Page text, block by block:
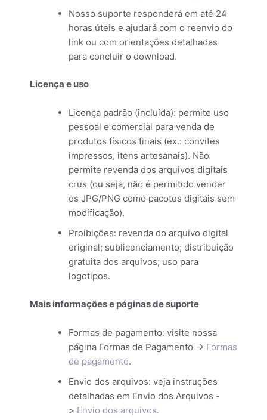
Nosso suporte responderá em até 24
horas úteis e ajudará com o reenvio do
link ou com orientações detalhadas
para concluir o download.
Licença e uso
Licença padrão (incluída): permite uso
pessoal e comercial para venda de
produtos físicos finais (ex.: convites
impressos, itens artesanais). Não
permite revenda dos arquivos digitais
crus (ou seja, não é permitido vender
os JPG/PNG como pacotes digitais sem
modificação).
Proibições: revenda do arquivo digital
original; sublicenciamento; distribuição
gratuita dos arquivos; uso para
logotipos.
Mais informações e páginas de suporte
Formas de pagamento: visite nossa
página Formas de Pagamento -> Formas
de pagamento.
Envio dos arquivos: veja instruções
detalhadas em Envio dos Arquivos -
> Envio dos arquivos.